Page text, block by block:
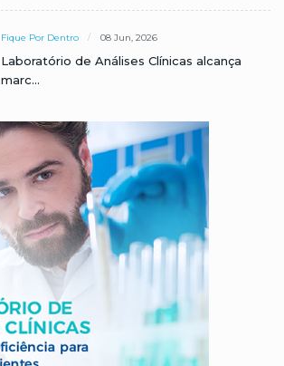
Fique Por Dentro 08 Jun, 2026
Laboratório de Análises Clínicas alcança
marc...